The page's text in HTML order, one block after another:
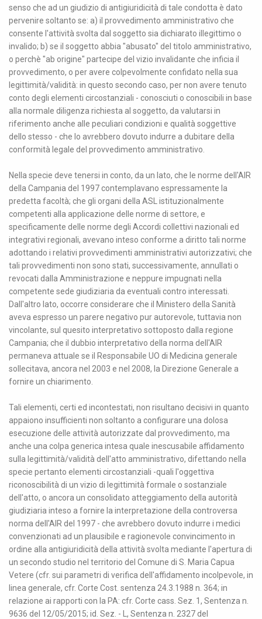
senso che ad un giudizio di antigiuridicità di tale condotta è dato
pervenire soltanto se: a) il provvedimento amministrativo che
consente l'attività svolta dal soggetto sia dichiarato illegittimo o
invalido; b) se il soggetto abbia "abusato" del titolo amministrativo,
o perchè "ab origine" partecipe del vizio invalidante che inficia il
provvedimento, o per avere colpevolmente confidato nella sua
legittimità/validità: in questo secondo caso, per non avere tenuto
conto degli elementi circostanziali - conosciuti o conoscibili in base
alla normale diligenza richiesta al soggetto, da valutarsi in
riferimento anche alle peculiari condizioni e qualità soggettive
dello stesso - che lo avrebbero dovuto indurre a dubitare della
conformità legale del provvedimento amministrativo.
Nella specie deve tenersi in conto, da un lato, che le norme dell'AIR
della Campania del 1997 contemplavano espressamente la
predetta facoltà; che gli organi della ASL istituzionalmente
competenti alla applicazione delle norme di settore, e
specificamente delle norme degli Accordi collettivi nazionali ed
integrativi regionali, avevano inteso conforme a diritto tali norme
adottando i relativi provvedimenti amministrativi autorizzativi; che
tali provvedimenti non sono stati, successivamente, annullati o
revocati dalla Amministrazione e neppure impugnati nella
competente sede giudiziaria da eventuali contro interessati.
Dall'altro lato, occorre considerare che il Ministero della Sanità
aveva espresso un parere negativo pur autorevole, tuttavia non
vincolante, sul quesito interpretativo sottoposto dalla regione
Campania; che il dubbio interpretativo della norma dell'AIR
permaneva attuale se il Responsabile UO di Medicina generale
sollecitava, ancora nel 2003 e nel 2008, la Direzione Generale a
fornire un chiarimento.
Tali elementi, certi ed incontestati, non risultano decisivi in quanto
appaiono insufficienti non soltanto a configurare una dolosa
esecuzione delle attività autorizzate dal provvedimento, ma
anche una colpa generica intesa quale inescusabile affidamento
sulla legittimità/validità dell'atto amministrativo, difettando nella
specie pertanto elementi circostanziali -quali l'oggettiva
riconoscibilità di un vizio di legittimità formale o sostanziale
dell'atto, o ancora un consolidato atteggiamento della autorità
giudiziaria inteso a fornire la interpretazione della controversa
norma dell'AIR del 1997 - che avrebbero dovuto indurre i medici
convenzionati ad un plausibile e ragionevole convincimento in
ordine alla antigiuridicità della attività svolta mediante l'apertura di
un secondo studio nel territorio del Comune di S. Maria Capua
Vetere (cfr. sui parametri di verifica dell'affidamento incolpevole, in
linea generale, cfr. Corte Cost. sentenza 24.3.1988 n. 364; in
relazione ai rapporti con la PA: cfr. Corte cass. Sez. 1, Sentenza n.
9636 del 12/05/2015; id. Sez. - L, Sentenza n. 2327 del